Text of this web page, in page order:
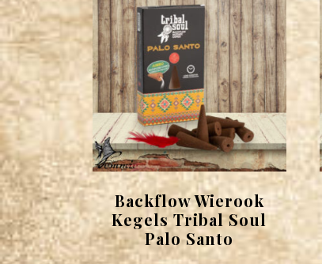
Backflow Wierook
Kegels Tribal Soul
Palo Santo